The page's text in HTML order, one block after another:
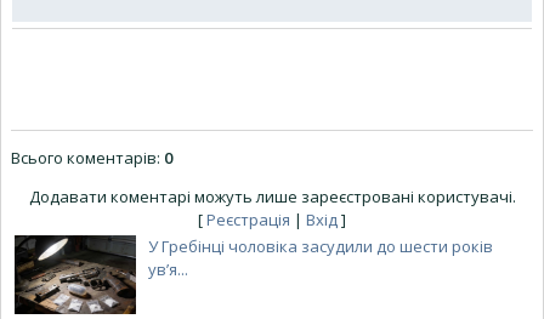
Всього коментарів: 0
Додавати коментарі можуть лише зареєстровані користувачі.
[Реєстрація | Вхід ]
У Гребінці чоловіка засудили до шести років
ув’я...